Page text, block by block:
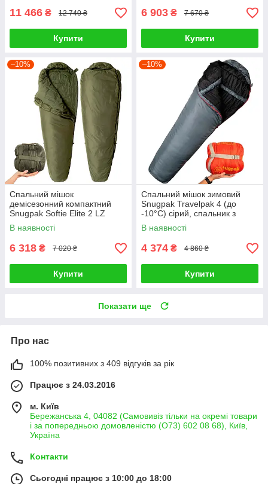
11 466 ₴ 12 740 ₴
Купити
6 903 ₴ 7 670 ₴
Купити
–10%
Спальний мішок
демісезонний компактний
Snugpak Softie Elite 2 LZ
В наявності
6 318 ₴ 7 020 ₴
Купити
–10%
Спальний мішок зимовий
Snugpak Travelpak 4 (до
-10°С) сірий, спальник з
москітною сіткою
В наявності
4 374 ₴ 4 860 ₴
Купити
Показати ще
Про нас
100% позитивних з 409 відгуків за рік
Працює з 24.03.2016
м. Київ
Бережанська 4, 04082 (Самовивіз тільки на окремі товари
і за попередньою домовленістю (О73) 602 08 68), Київ,
Україна
Контакти
Сьогодні працює з 10:00 до 18:00